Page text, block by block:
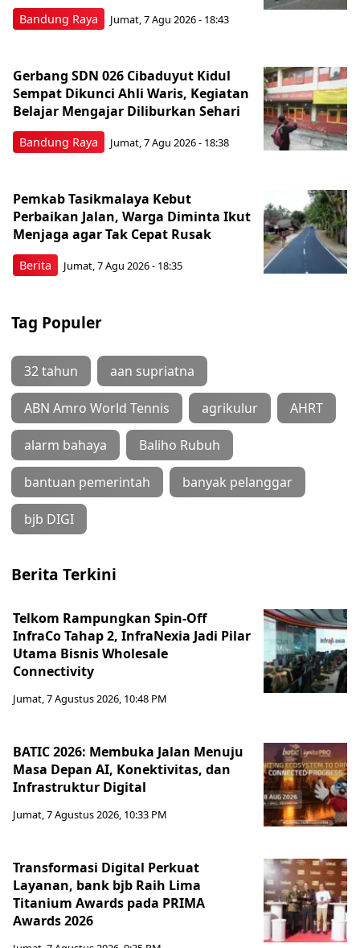
Bandung Raya Jumat, 7 Agu 2026 - 18:43
Bandung Raya
Gerbang SDN 026 Cibaduyut Kidul
Sempat Dikunci Ahli Waris, Kegiatan
Belajar Mengajar Diliburkan Sehari
Jumat, 7 Agu 2026 - 18:38
Berita
Pemkab Tasikmalaya Kebut
Perbaikan Jalan, Warga Diminta Ikut
Menjaga agar Tak Cepat Rusak
Jumat, 7 Agu 2026 - 18:35
Tag Populer
32 tahun aan supriatna
ABN Amro World Tennis agrikulur AHRT
alarm bahaya Baliho Rubuh
bantuan pemerintah banyak pelanggar
bjb DIGI
Berita Terkini
Telkom Rampungkan Spin-Off
InfraCo Tahap 2, InfraNexia Jadi Pilar
Utama Bisnis Wholesale
Connectivity
Jumat, 7 Agustus 2026, 10:48 PM
BATIC 2026: Membuka Jalan Menuju
Masa Depan AI, Konektivitas, dan
Infrastruktur Digital
Jumat, 7 Agustus 2026, 10:33 PM
Transformasi Digital Perkuat
Layanan, bank bjb Raih Lima
Titanium Awards pada PRIMA
Awards 2026